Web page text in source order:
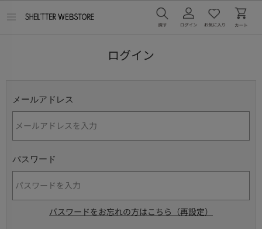
ログイン
メールアドレス
パスワード
パスワードをお忘れの方はこちら（再設定）